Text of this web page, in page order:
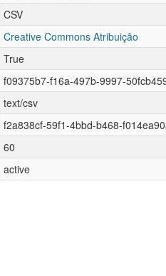
CSV
Creative Commons Atribuição
True
f09375b7-f16a-497b-9997-
text/csv
f2a838cf-59f1-4bbd-b468-
60
active